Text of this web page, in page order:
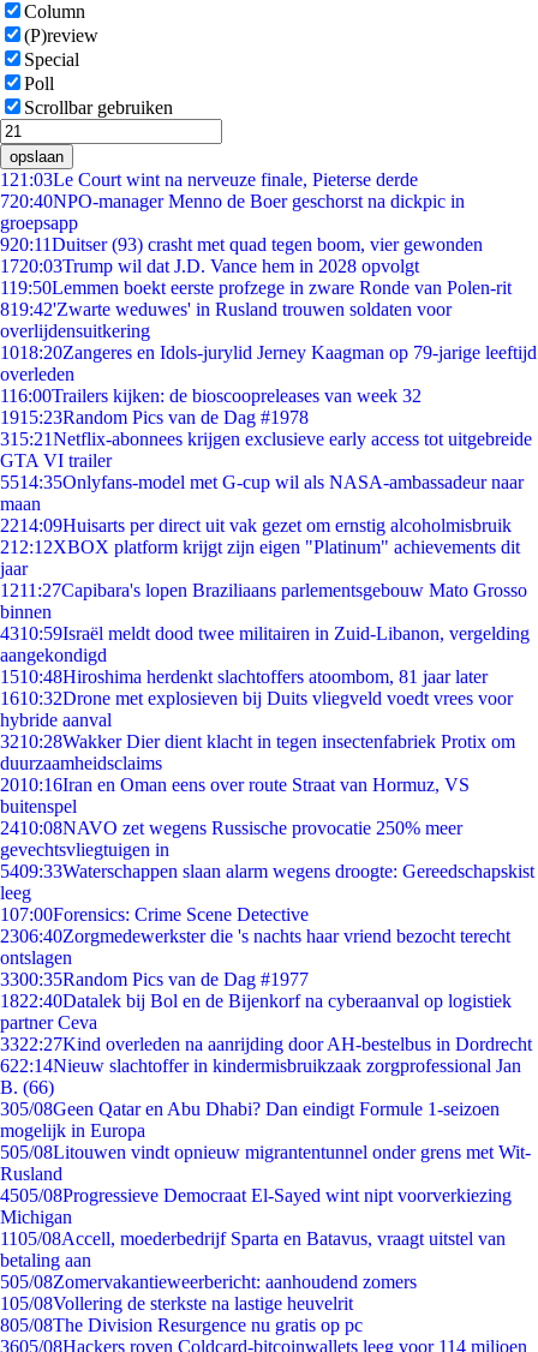
Column
(P)review
Special
Poll
Scrollbar gebruiken
opslaan
1 21:03Le Court wint na nerveuze finale, Pieterse derde
720:40NPO-manager Menno de Boer geschorst na dickpic in
groepsapp
920:11Duitser (93) crasht met quad tegen boom, vier gewonden
1720:03Trump wil dat J.D. Vance hem in 2028 opvolgt
119:50Lemmen boekt eerste profzege in zware Ronde van Polen-rit
819:42'Zwarte weduwes' in Rusland trouwen soldaten voor
overlijdensuitkering
1018:20Zangeres en Idols-jurylid Jerney Kaagman op 79-jarige leeftijd
overleden
116:00Trailers kijken: de bioscoopreleases van week 32
1915:23Random Pics van de Dag #1978
315:21Netflix-abonnees krijgen exclusieve early access tot uitgebreide
GTA VI trailer
5514:35Onlyfans-model met G-cup wil als NASA-ambassadeur naar
maan
2214:09Huisarts per direct uit vak gezet om ernstig alcoholmisbruik
212:12XBOX platform krijgt zijn eigen "Platinum" achievements dit
jaar
1211:27Capibara's lopen Braziliaans parlementsgebouw Mato Grosso
binnen
4310:59Israël meldt dood twee militairen in Zuid-Libanon, vergelding
aangekondigd
1510:48Hiroshima herdenkt slachtoffers atoombom, 81 jaar later
1610:32Drone met explosieven bij Duits vliegveld voedt vrees voor
hybride aanval
3210:28Wakker Dier dient klacht in tegen insectenfabriek Protix om
duurzaamheidsclaims
2010:16Iran en Oman eens over route Straat van Hormuz, VS
buitenspel
2410:08NAVO zet wegens Russische provocatie 250% meer
gevechtsvliegtuigen in
5409:33Waterschappen slaan alarm wegens droogte: Gereedschapskist
leeg
107:00Forensics: Crime Scene Detective
2306:40Zorgmedewerkster die 's nachts haar vriend bezocht terecht
ontslagen
3300:35Random Pics van de Dag #1977
1822:40Datalek bij Bol en de Bijenkorf na cyberaanval op logistiek
partner Ceva
3322:27Kind overleden na aanrijding door AH-bestelbus in Dordrecht
622:14Nieuw slachtoffer in kindermisbruikzaak zorgprofessional Jan
B. (66)
305/08Geen Qatar en Abu Dhabi? Dan eindigt Formule 1-seizoen
mogelijk in Europa
505/08Litouwen vindt opnieuw migrantentunnel onder grens met Wit-
Rusland
4505/08Progressieve Democraat El-Sayed wint nipt voorverkiezing
Michigan
1105/08Accell, moederbedrijf Sparta en Batavus, vraagt uitstel van
betaling aan
505/08Zomervakantieweerbericht: aanhoudend zomers
105/08Vollering de sterkste na lastige heuvelrit
805/08The Division Resurgence nu gratis op pc
3605/08Hackers roven Coldcard-bitcoinwallets leeg voor 114 miljoen